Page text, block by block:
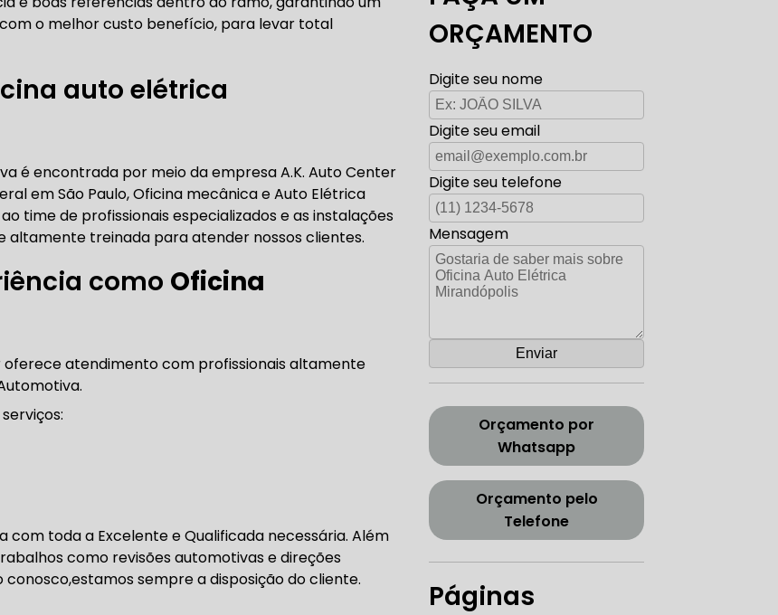
AUTO ELÉTRICA ZONA SUL
CORREIAS DENTADAS
DENTADA CORREIA DENTADA LAND ROVER CORREIA DENTADA RANGE ROVER
DENTADA DA LAND ROVER CORREIA DENTADA DISCOVERY
CORREIA DENTADA TENSOR
CARRO CORREIA DENTADA SÃO PAULO
o melhor custo benefício, para levar total
auto elétrica
é encontrada por meio da empresa A.K. Auto Center
em São Paulo, Oficina mecânica e Auto Elétrica
time de profissionais especializados e as instalações
altamente treinada para atender nossos clientes.
como Oficina
oferece atendimento com profissionais altamente
com toda a Excelente e Qualificada necessária. Além
como revisões automotivas e direções
sempre a disposição do cliente.
ORÇAMENTO
Digite seu nome
Digite seu email
Digite seu telefone
Mensagem
Orçamento por
Whatsapp
Orçamento pelo
Telefone
Páginas